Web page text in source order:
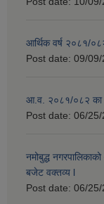
आर्थिक वर्ष २०८१/
Post date: 09/09/
आ.व. २०८१/०८२ का
Post date: 06/25/
नमोबुद्ध
बजेट वक्तव्य l
Post date: 06/